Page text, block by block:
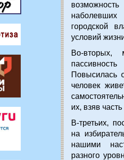
городской
условий
Во-вторых,
Повысилась
человек
их, взяв
В-третьих,
на
нашими
разного